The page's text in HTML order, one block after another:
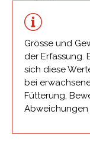
Grösse und
der Erfassung.
sich diese
bei
Fütterung,
Abweichungen